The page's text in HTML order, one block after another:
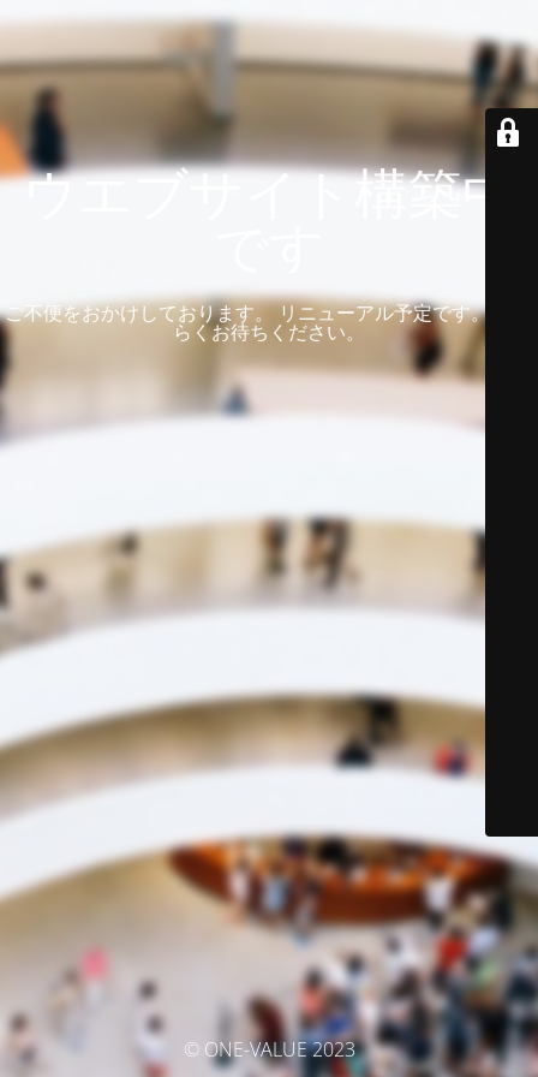
ウエブサイト構築中
ご不便をおかけしております。 リニューアル予定です。 しば
らくお待ちください。
© ONE-VALUE 2023